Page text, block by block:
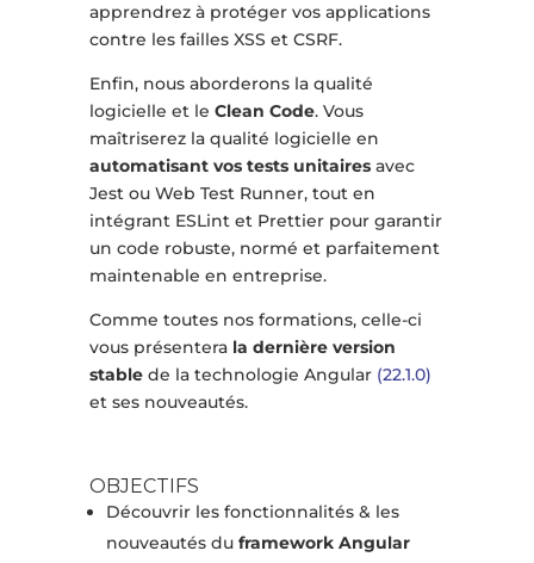
apprendrez à protéger vos applications
contre les failles XSS et CSRF.
Enfin, nous aborderons la qualité
logicielle et le Clean Code. Vous
maîtriserez la qualité logicielle en
automatisant vos tests unitairesavec
Jest ou Web Test Runner, tout en
intégrant ESLint et Prettier pour garantir
un code robuste, normé et parfaitement
maintenable en entreprise.
Comme toutes nos formations, celle-ci
vous présentera la dernière version
stablede la technologie Angular (22.1.0)
et ses nouveautés.
OBJECTIFS
Découvrir les fonctionnalités & les
nouveautés du framework Angular